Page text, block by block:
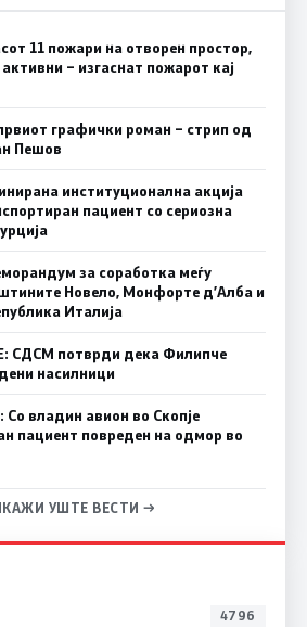
11 пожари на отворен простор,
– изгаснат пожарот кај
графички роман – стрип од
Пешов
институционална акција
пациент со сериозна
за соработка меѓу
Новело, Монфорте д’Алба и
Италија
потврди дека Филипче
насилници
владин авион во Скопје
пациент повреден на одмор во
УШТЕ ВЕСТИ →
4796